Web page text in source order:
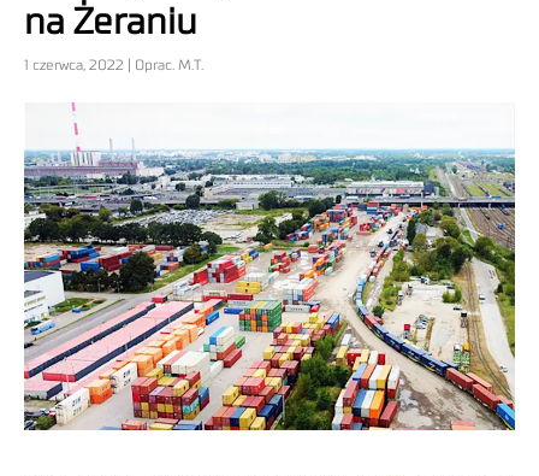
na Żeraniu
1 czerwca, 2022 | Oprac. M.T.